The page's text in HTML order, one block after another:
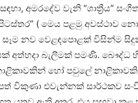
අමරදේව වැනි “ශාත්‍රීය”
( මෙය පළමු අවස්ථාව
සෑම නව වෙළඳපොළක් විසින්ම
අත්හදා බැලීමක් පමණි. බෞද්ධ
හෝ පවුලේ
විකුණා එවැන්නක් සාර්ථකව